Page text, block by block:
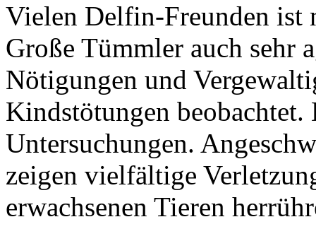
Vielen Delfin-Freunden ist
Große Tümmler auch sehr
Nötigungen und
Kindstötungen
Untersuchungen.
zeigen vielfältige
erwachsenen Tieren